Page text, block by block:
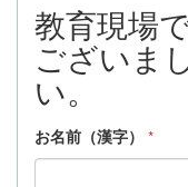
教育現場
ございま
い。
お名前（漢字） *